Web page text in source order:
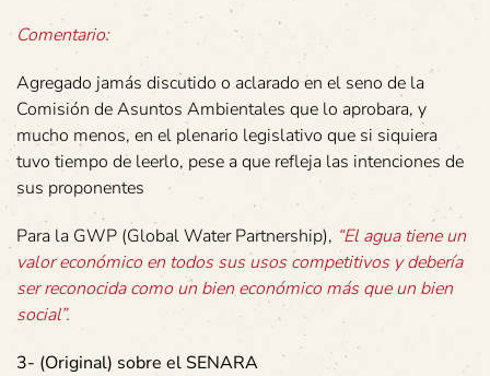
Comentario:
Agregado jamás discutido o aclarado en el seno de la
Comisión de Asuntos Ambientales que lo aprobara, y
mucho menos, en el plenario legislativo que si siquiera
tuvo tiempo de leerlo, pese a que refleja las intenciones de
sus proponentes
Para la GWP (Global Water Partnership), “El agua tiene un
valor económico en todos sus usos competitivos y debería
ser reconocida como un bien económico más que un bien
social”.
3- (Original) sobre el SENARA